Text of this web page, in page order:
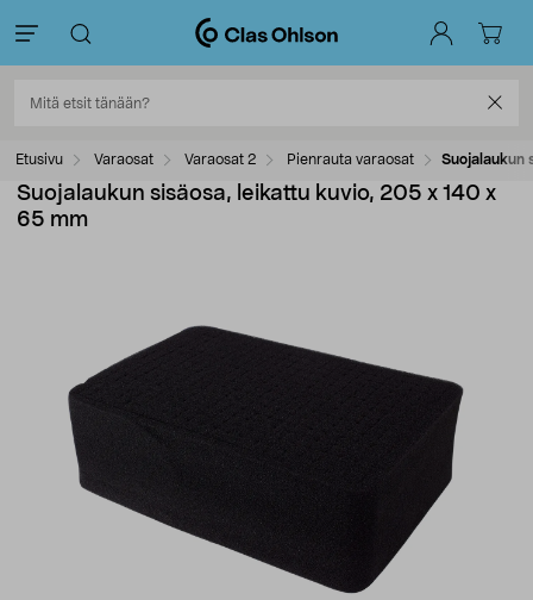
Etusivu Varaosat Varaosat 2 Pienrauta varaosat Suojalaukun
Suojalaukun sisäosa, leikattu kuvio, 205 x 140 x
65 mm